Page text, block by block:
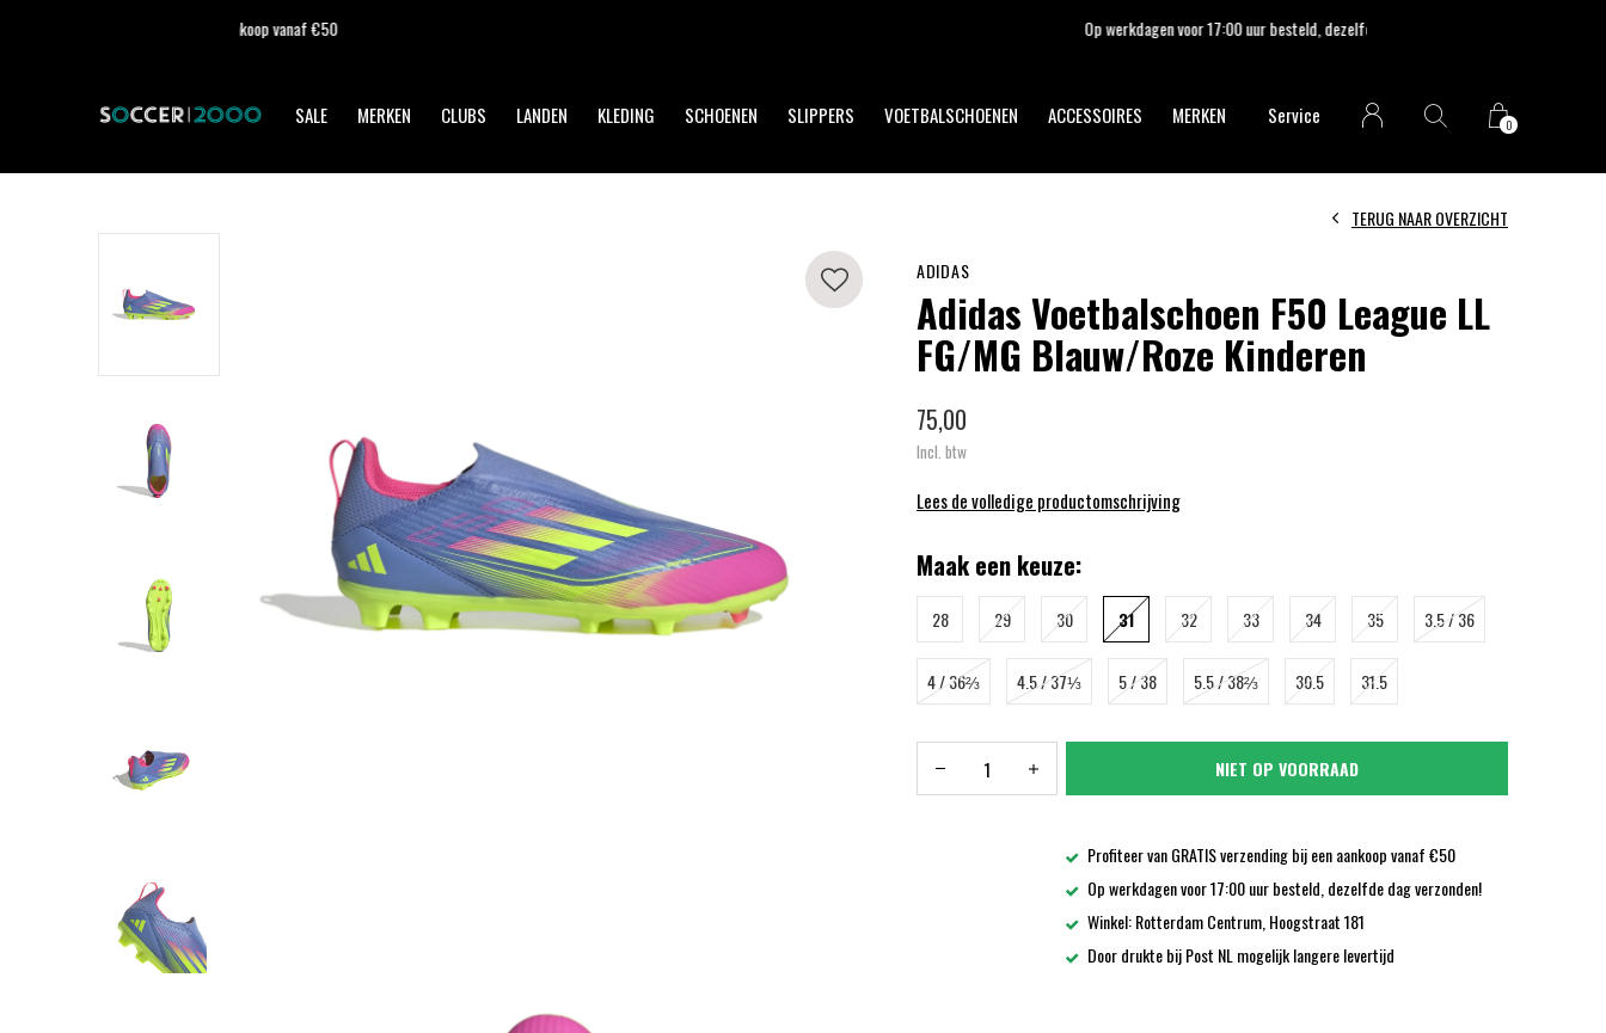
SALE MERKEN CLUBS LANDEN KLEDING SCHOENEN SLIPPERS VOETBALSCHOENEN ACCESSOIRES MERKEN Service 0
ADIDAS
Adidas Voetbalschoen F50 League LL
FG/MG Blauw/Roze Kinderen
TERUG NAAR OVERZICHT
75,00
Incl. btw
Lees de volledige productomschrijving
Maak een keuze:
28 29 30 31 32 33 34 35 3.5 / 36
4 / 36⅔ 4.5 / 37⅓ 5 / 38 5.5 / 38⅔ 30.5 31.5
NIET OP VOORRAAD
Profiteer van GRATIS verzending bij een aankoop vanaf €50
Op werkdagen voor 17:00 uur besteld, dezelfde dag verzonden!
Winkel: Rotterdam Centrum, Hoogstraat 181
Door drukte bij Post NL mogelijk langere levertijd